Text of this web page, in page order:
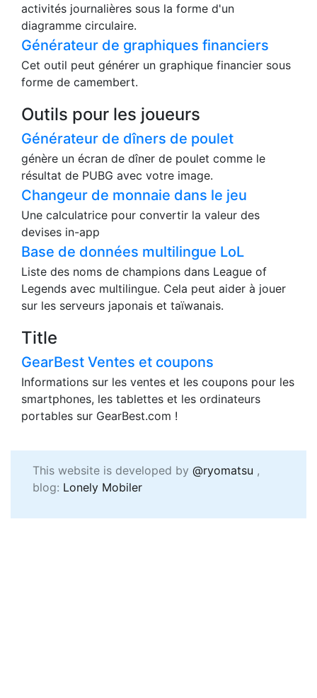
activités journalières sous la forme d'un
diagramme circulaire.
Générateur de graphiques financiers
Cet outil peut générer un graphique financier sous
forme de camembert.
Outils pour les joueurs
Générateur de dîners de poulet
génère un écran de dîner de poulet comme le
résultat de PUBG avec votre image.
Changeur de monnaie dans le jeu
Une calculatrice pour convertir la valeur des
devises in-app
Base de données multilingue LoL
Liste des noms de champions dans League of
Legends avec multilingue. Cela peut aider à jouer
sur les serveurs japonais et taïwanais.
Title
GearBest Ventes et coupons
Informations sur les ventes et les coupons pour les
smartphones, les tablettes et les ordinateurs
portables sur GearBest.com !
This website is developed by @ryomatsu ,
blog: Lonely Mobiler